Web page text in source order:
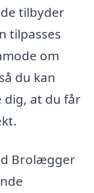
tilbyder
tilpasses
om
du kan
dig, at du får
Brolægger